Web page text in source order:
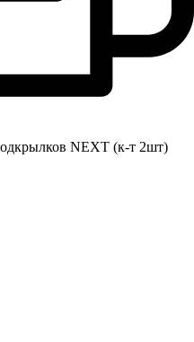
NEXT (к-т 2шт)